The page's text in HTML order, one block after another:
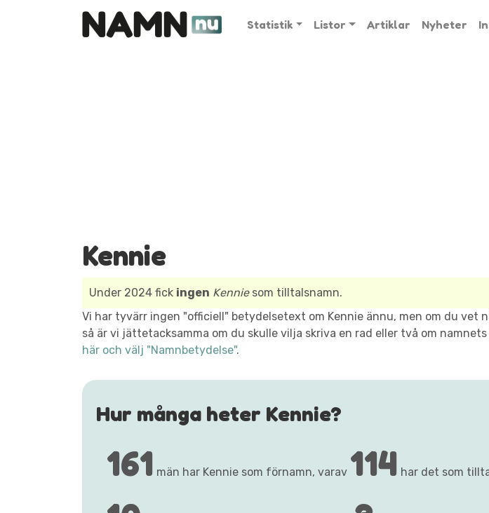
Statistik Listor Artiklar Nyheter
Kennie
Under 2024 fick ingen Kenniesom tilltalsnamn.
Vi har tyvärr ingen "officiell" betydelsetext om Kennie ännu, men om du vet
så är vi jättetacksamma om du skulle vilja skriva en rad eller två om
här och välj "Namnbetydelse".
Hur många heter Kennie?
161 män har Kennie som förnamn, varav 114 har det som